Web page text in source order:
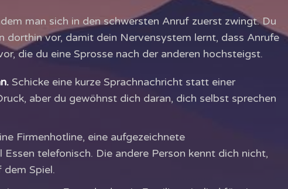
man sich in den schwersten Anruf zuerst zwingt. Du
dorthin vor, damit dein Nervensystem lernt, dass Anrufe
die du eine Sprosse nach der anderen hochsteigst.
Schicke eine kurze Sprachnachricht statt einer
aber du gewöhnst dich daran, dich selbst sprechen
Firmenhotline, eine aufgezeichnete
telefonisch. Die andere Person kennt dich nicht,
Spiel.